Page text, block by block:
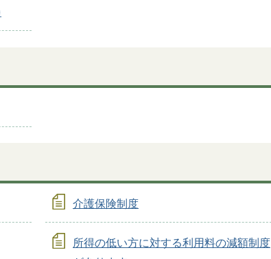
介護保険制度
所得の低い方に対する利用料の減額制度